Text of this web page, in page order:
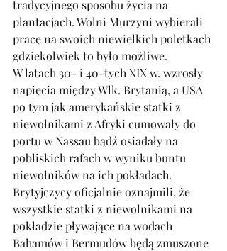
tradycyjnego sposobu życia na
plantacjach. Wolni Murzyni wybierali
pracę na swoich niewielkich poletkach
gdziekolwiek to było możliwe.
W latach 30- i 40-tych XIX w. wzrosły
napięcia między Wlk. Brytanią, a USA
po tym jak amerykańskie statki z
niewolnikami z Afryki cumowały do
portu w Nassau bądź osiadały na
pobliskich rafach w wyniku buntu
niewolników na ich pokładach.
Brytyjczycy oficjalnie oznajmili, że
wszystkie statki z niewolnikami na
pokładzie pływające na wodach
Bahamów i Bermudów będą zmuszone